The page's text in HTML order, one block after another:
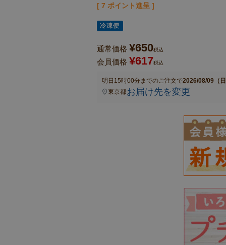
[ 7 ポイント進呈 ]
冷凍便
通常価格 ¥650税込
会員価格 ¥617税込
明日 15時00分までのご注文で2026/08/09（
東京都お届け先を変更